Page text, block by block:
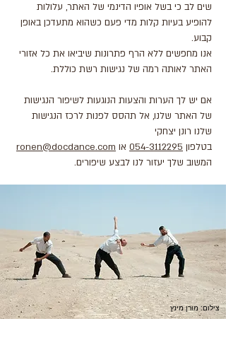
שים לב כי בשל אופיו הדינמי של האתר, עלולות
להופיע בעיות קלות מדי פעם כשהוא מתעדכן באופן
קבוע.
אנו מחפשים ללא הרף פתרונות שיביאו את כל אזורי
האתר לאותה רמה של נגישות רשת כוללת.
אם יש לך הערות והצעות הנוגעות לשיפור הנגישות
של האתר שלנו, אל תהסס לפנות לרכז הנגישות
שלנו רונן יצחקי
בטלפון 054-3112295 או ronen@docdance.com
המשוב שלך יעזור לנו לבצע שיפורים.
צילום: מורן מינץ